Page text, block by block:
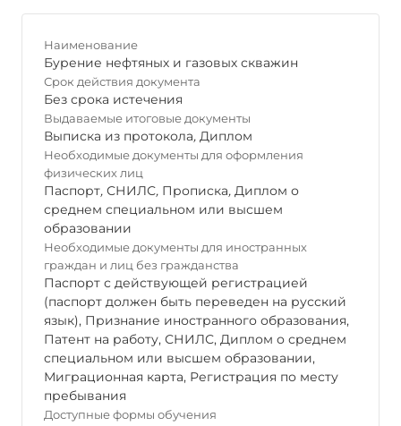
Наименование
Бурение нефтяных и газовых скважин
Срок действия документа
Без срока истечения
Выдаваемые итоговые документы
Выписка из протокола, Диплом
Необходимые документы для оформления
физических лиц
Паспорт, СНИЛС, Прописка, Диплом о
среднем специальном или высшем
образовании
Необходимые документы для иностранных
граждан и лиц без гражданства
Паспорт с действующей регистрацией
(паспорт должен быть переведен на русский
язык), Признание иностранного образования,
Патент на работу, СНИЛС, Диплом о среднем
специальном или высшем образовании,
Миграционная карта, Регистрация по месту
пребывания
Доступные формы обучения